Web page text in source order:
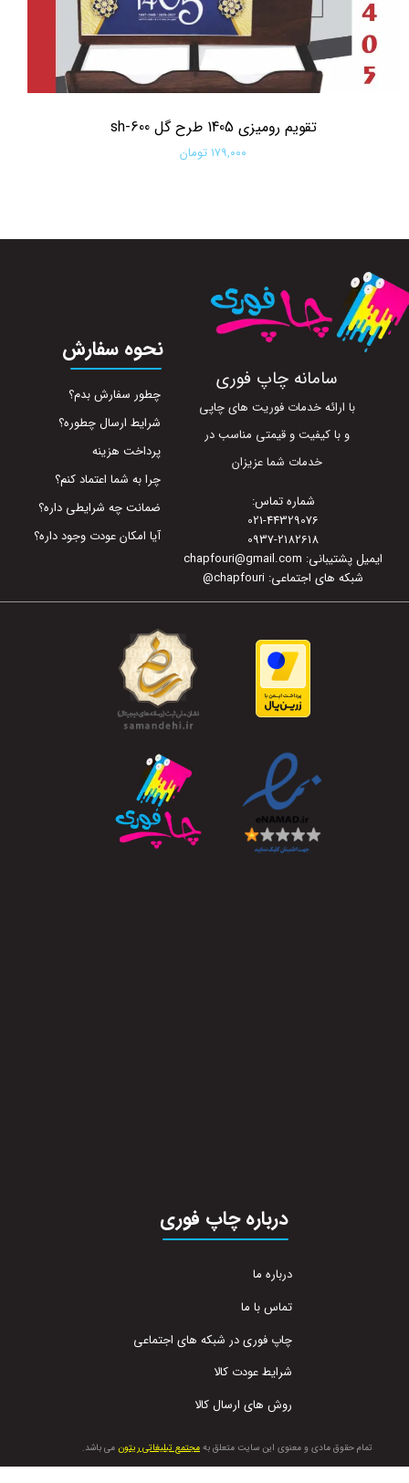
تقویم رومیزی 1405 طرح گل sh-600
۱۷۹,۰۰۰ تومان
سامانه چاپ فوری
با ارائه خدمات فوریت های چاپی
و با کیفیت و قیمتی مناسب در
خدمات شما عزیزان
شماره تماس:
021-44329076
0937-2182618
ایمیل پشتیبانی: chapfouri@gmail.com
شبکه های اجتماعی: chapfouri
@
نحوه سفارش
چطور سفارش بدم؟
شرایط ارسال چطوره؟
پرداخت هزینه
چرا به شما اعتماد کنم؟
ضمانت چه شرایطی داره؟
آیا امکان عودت وجود داره؟
تمام حقوق مادی و معنوی این سایت متعلق به مجتمع تبلیغاتی ریتون می باشد.
درباره چاپ فوری
درباره ما
تماس با ما
چاپ فوری در شبکه های اجتماعی
شرایط عودت کالا
روش های ارسال کالا